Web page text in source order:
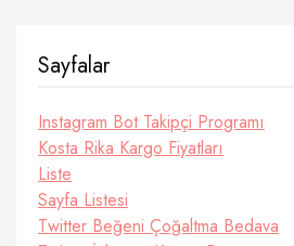
Sayfalar
Instagram Bot Takipçi Programı
Kosta Rika Kargo Fiyatları
Liste
Sayfa Listesi
Twitter Beğeni Çoğaltma Bedava